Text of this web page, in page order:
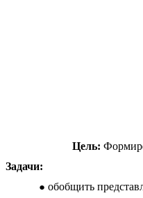
Цель:
Задачи:
обобщить